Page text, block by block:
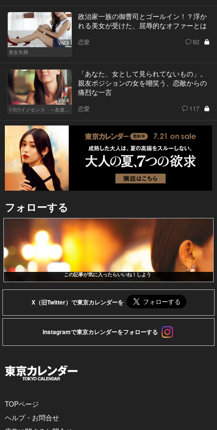
Vol.3
美女失脚
政治家一族の御曹司とゴールイン！？浮か
れる美女が受けた、屈辱的なオファーとは
恋愛 92
Vol.8
1/3のイノセンス ～友達の恋人～
「あなた、女として見られてないもの」。
親友ポジションの女を嘲笑う、恋敵からの
痛烈な一言
恋愛 117
フォローする
この記事が気に入ったらいいね！しよう
X（旧Twitter）で東京カレンダーを
Instagramで東京カレンダーをフォローする
TOPページ
ヘルプ・お問合せ